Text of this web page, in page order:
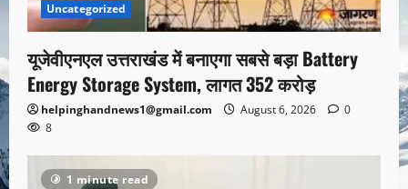
Uncategorized
यूजेवीएनएल उत्तराखंड में बनाएगा सबसे बड़ा Battery
Energy Storage System, लागत 352 करोड़
helpinghandnews1@gmail.com August 6, 2026
0
8
1 minute read